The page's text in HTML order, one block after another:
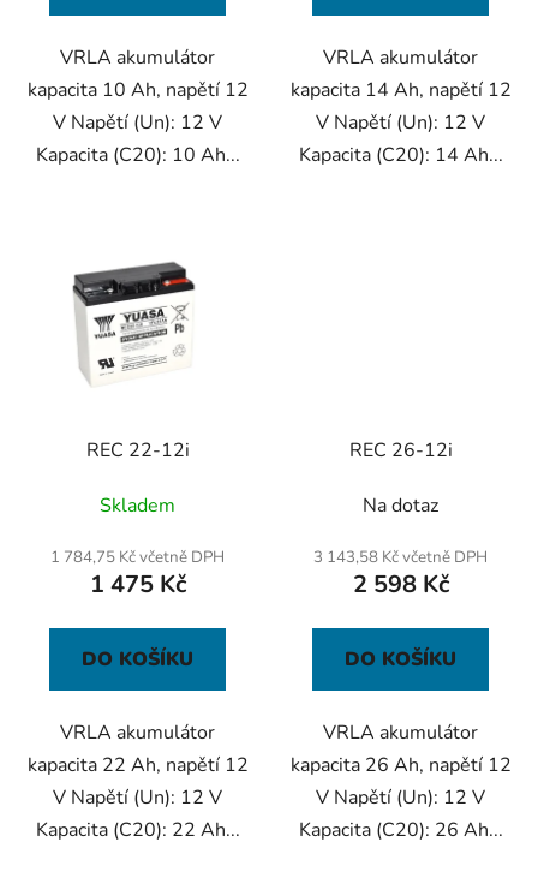
VRLA akumulátor
kapacita 10 Ah, napětí 12
V Napětí (Un): 12 V
Kapacita (C20): 10 Ah...
VRLA akumulátor
kapacita 14 Ah, napětí 12
V Napětí (Un): 12 V
Kapacita (C20): 14 Ah...
REC 22-12i
Skladem
1 784,75 Kč včetně DPH
1 475 Kč
DO KOŠÍKU
VRLA akumulátor
kapacita 22 Ah, napětí 12
V Napětí (Un): 12 V
Kapacita (C20): 22 Ah...
REC 26-12i
Na dotaz
3 143,58 Kč včetně DPH
2 598 Kč
DO KOŠÍKU
VRLA akumulátor
kapacita 26 Ah, napětí 12
V Napětí (Un): 12 V
Kapacita (C20): 26 Ah...